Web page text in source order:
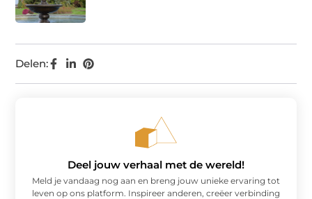
Delen:
Deel jouw verhaal met de wereld!
Meld je vandaag nog aan en breng jouw unieke ervaring tot
leven op ons platform. Inspireer anderen, creëer verbinding